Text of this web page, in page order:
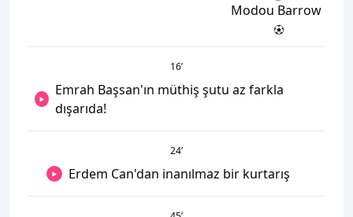
Modou Barrow
16’
Emrah Başsan'ın müthiş şutu az farkla
dışarıda!
24’
Erdem Can'dan inanılmaz bir kurtarış